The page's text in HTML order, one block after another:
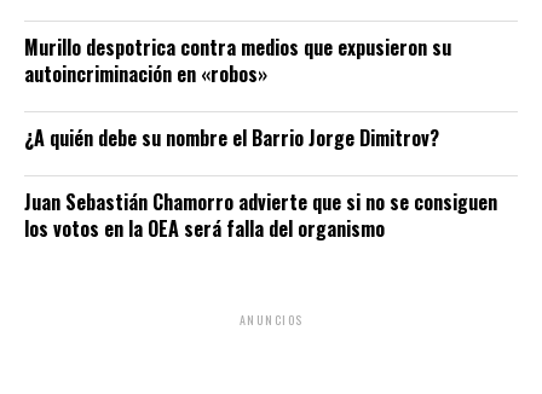
Murillo despotrica contra medios que expusieron su
autoincriminación en «robos»
¿A quién debe su nombre el Barrio Jorge Dimitrov?
Juan Sebastián Chamorro advierte que si no se consiguen
los votos en la OEA será falla del organismo
ANUNCIOS